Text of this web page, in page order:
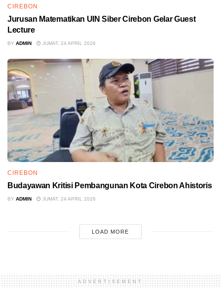
CIREBON
Jurusan Matematikan UIN Siber Cirebon Gelar Guest
Lecture
BY ADMIN JUMAT, 24 APRIL 2026
CIREBON
Budayawan Kritisi Pembangunan Kota Cirebon Ahistoris
BY ADMIN JUMAT, 24 APRIL 2026
LOAD MORE
ADVERTISEMENT